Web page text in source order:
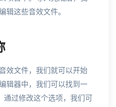
辑这些音效文件。
效文件，我们就可以开始
辑器中，我们可以找到一
通过修改这个选项，我们可